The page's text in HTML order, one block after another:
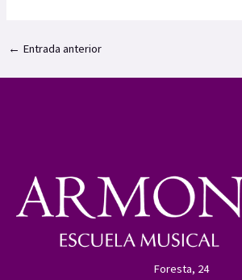
← Entrada anterior
Foresta, 24